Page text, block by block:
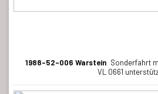
1988-52-006 Warstein Sonderfahrt
VL 0661